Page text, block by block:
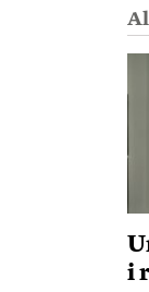
i